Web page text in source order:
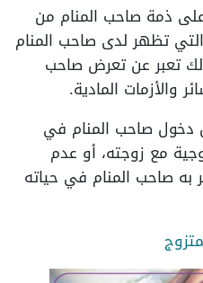
ذمة صاحب المنام من
تظهر لدى صاحب المنام
تعبر عن تعرض صاحب
والأزمات المادية.
دخول صاحب المنام في
مع زوجته، أو عدم
به صاحب المنام في حياته